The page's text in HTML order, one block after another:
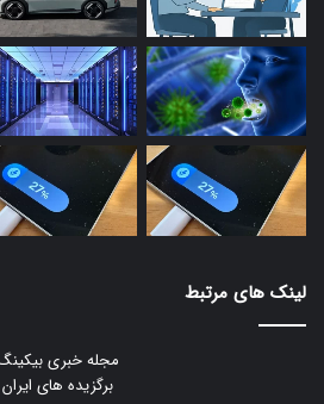
لینک های مرتبط
مجله خبری
برگزیده های ایران